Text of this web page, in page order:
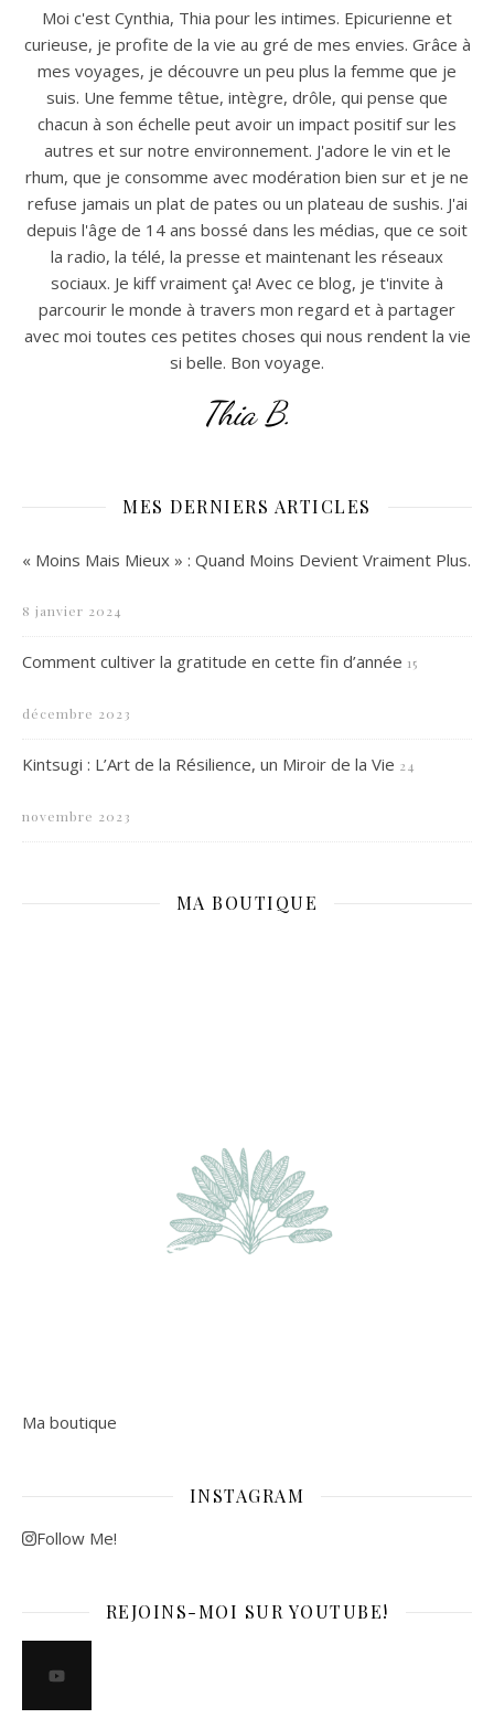
Moi c'est Cynthia, Thia pour les intimes. Epicurienne et
curieuse, je profite de la vie au gré de mes envies. Grâce à
mes voyages, je découvre un peu plus la femme que je
suis. Une femme têtue, intègre, drôle, qui pense que
chacun à son échelle peut avoir un impact positif sur les
autres et sur notre environnement. J'adore le vin et le
rhum, que je consomme avec modération bien sur et je ne
refuse jamais un plat de pates ou un plateau de sushis. J'ai
depuis l'âge de 14 ans bossé dans les médias, que ce soit
la radio, la télé, la presse et maintenant les réseaux
sociaux. Je kiff vraiment ça! Avec ce blog, je t'invite à
parcourir le monde à travers mon regard et à partager
avec moi toutes ces petites choses qui nous rendent la vie
si belle. Bon voyage.
Thia B.
MES DERNIERS ARTICLES
« Moins Mais Mieux » : Quand Moins Devient Vraiment Plus.
8 janvier 2024
Comment cultiver la gratitude en cette fin d’année 15
décembre 2023
Kintsugi : L’Art de la Résilience, un Miroir de la Vie 24
novembre 2023
MA BOUTIQUE
Ma boutique
INSTAGRAM
Follow Me!
REJOINS-MOI SUR YOUTUBE!